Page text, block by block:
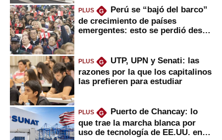
PLUS G
Perú se “bajó del barco”
de crecimiento de países
emergentes: esto se perdió desde
PLUS G
UTP, UPN y Senati: las
razones por la que los capitalinos
las prefieren para estudiar
PLUS G
Puerto de Chancay: lo
que trae la marcha blanca por
uso de tecnología de EE.UU. en